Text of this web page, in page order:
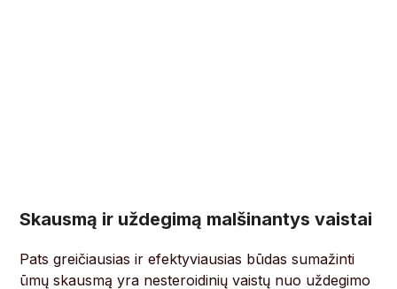
Skausmą ir uždegimą malšinantys vaistai
Pats greičiausias ir efektyviausias būdas sumažinti
ūmų skausmą yra nesteroidinių vaistų nuo uždegimo